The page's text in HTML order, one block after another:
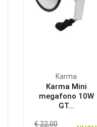
Karma
Karma Mini
megafono 10W
GT...
€ 22,00